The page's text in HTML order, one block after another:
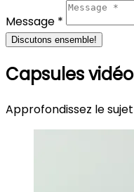
Message *
Discutons ensemble!
Capsules
Approfondissez le